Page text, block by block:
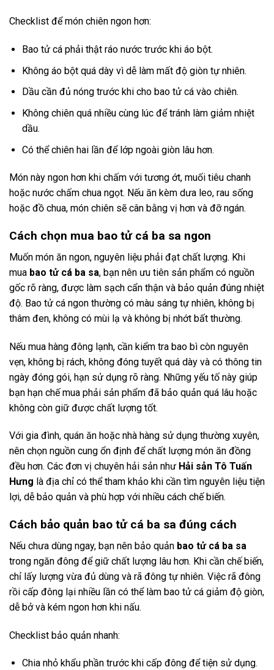
Checklist để món chiên ngon hơn:
Bao tử cá phải thật ráo nước trước khi áo bột.
Không áo bột quá dày vì dễ làm mất độ giòn tự nhiên.
Dầu cần đủ nóng trước khi cho bao tử cá vào chiên.
Không chiên quá nhiều cùng lúc để tránh làm giảm nhiệt
dầu.
Có thể chiên hai lần để lớp ngoài giòn lâu hơn.
Món này ngon hơn khi chấm với tương ớt, muối tiêu chanh
hoặc nước chấm chua ngọt. Nếu ăn kèm dưa leo, rau sống
hoặc đồ chua, món chiên sẽ cân bằng vị hơn và đỡ ngán.
Cách chọn mua bao tử cá ba sa ngon
Muốn món ăn ngon, nguyên liệu phải đạt chất lượng. Khi
mua bao tử cá ba sa, bạn nên ưu tiên sản phẩm có nguồn
gốc rõ ràng, được làm sạch cẩn thận và bảo quản đúng nhiệt
độ. Bao tử cá ngon thường có màu sáng tự nhiên, không bị
thâm đen, không có mùi lạ và không bị nhớt bất thường.
Nếu mua hàng đông lạnh, cần kiểm tra bao bì còn nguyên
vẹn, không bị rách, không đóng tuyết quá dày và có thông tin
ngày đóng gói, hạn sử dụng rõ ràng. Những yếu tố này giúp
bạn hạn chế mua phải sản phẩm đã bảo quản quá lâu hoặc
không còn giữ được chất lượng tốt.
Với gia đình, quán ăn hoặc nhà hàng sử dụng thường xuyên,
nên chọn nguồn cung ổn định để chất lượng món ăn đồng
đều hơn. Các đơn vị chuyên hải sản như Hải sản Tô Tuấn
Hưng là địa chỉ có thể tham khảo khi cần tìm nguyên liệu tiện
lợi, dễ bảo quản và phù hợp với nhiều cách chế biến.
Cách bảo quản bao tử cá ba sa đúng cách
Nếu chưa dùng ngay, bạn nên bảo quản bao tử cá ba sa
trong ngăn đông để giữ chất lượng lâu hơn. Khi cần chế biến,
chỉ lấy lượng vừa đủ dùng và rã đông tự nhiên. Việc rã đông
rồi cấp đông lại nhiều lần có thể làm bao tử cá giảm độ giòn,
dễ bở và kém ngon hơn khi nấu.
Checklist bảo quản nhanh:
Chia nhỏ khẩu phần trước khi cấp đông để tiện sử dụng.